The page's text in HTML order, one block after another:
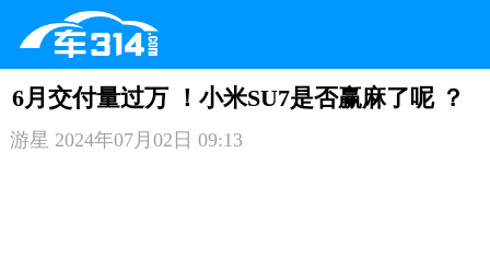
6月交付量过万 ！小米SU7是否赢麻了呢 ？
游星 2024年07月02日 09:13